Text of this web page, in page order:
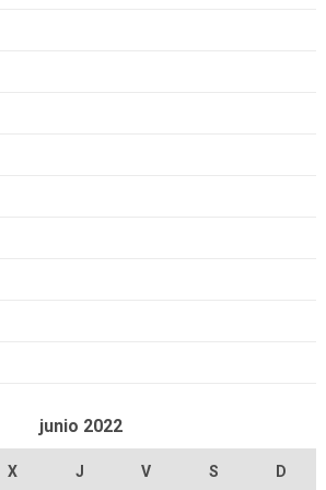
junio 2022
X J V S D